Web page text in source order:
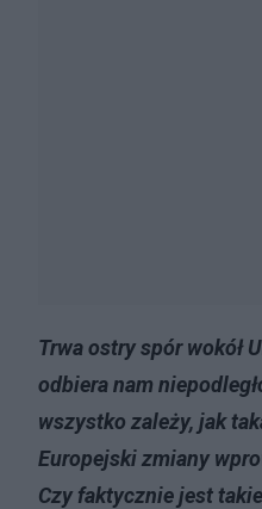
Trwa ostry spór wokół
odbiera nam
wszystko zależy, jak
Europejski zmiany
Czy faktycznie jest